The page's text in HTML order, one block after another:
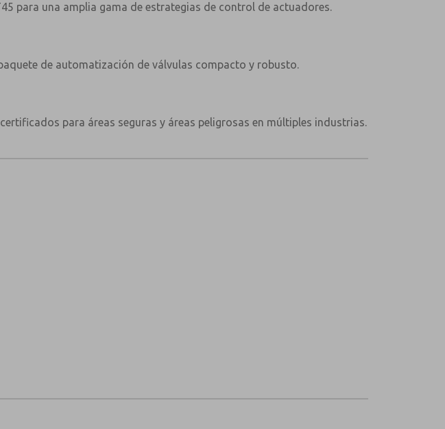
para una amplia gama de estrategias de control de actuadores.
de automatización de válvulas compacto y robusto.
para áreas seguras y áreas peligrosas en múltiples industrias.